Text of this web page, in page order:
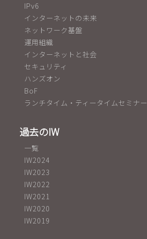
IPv6
インターネットの未来
ネットワーク基盤
運用組織
インターネットと社会
セキュリティ
ハンズオン
BoF
ランチタイム・ティータイムセミナー
過去のIW
一覧
IW2024
IW2023
IW2022
IW2021
IW2020
IW2019